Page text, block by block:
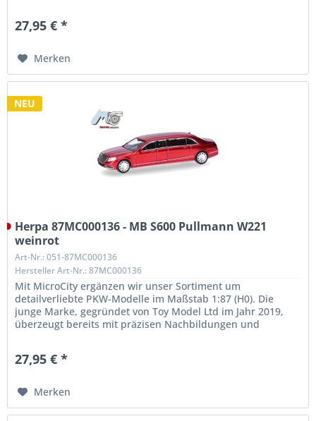
27,95 € *
Merken
NEU
Herpa 87MC000136 - MB S600 Pullmann W221
weinrot
Art-Nr.: 051-87MC000136
Hersteller Art-Nr.: 87MC000136
Mit MicroCity ergänzen wir unser Sortiment um
detailverliebte PKW-Modelle im Maßstab 1:87 (H0). Die
junge Marke, gegründet von Toy Model Ltd im Jahr 2019,
überzeugt bereits mit präzisen Nachbildungen und
27,95 € *
Merken